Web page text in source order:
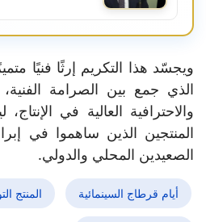
ويجسّد هذا التكريم إرثًا فنيًا
الذي جمع بين الصرامة الفنية،
والاحترافية العالية في
المنتجين الذين ساهموا في
الصعيدين المحلي والدولي.
أيام قرطاج السينمائية المنتج